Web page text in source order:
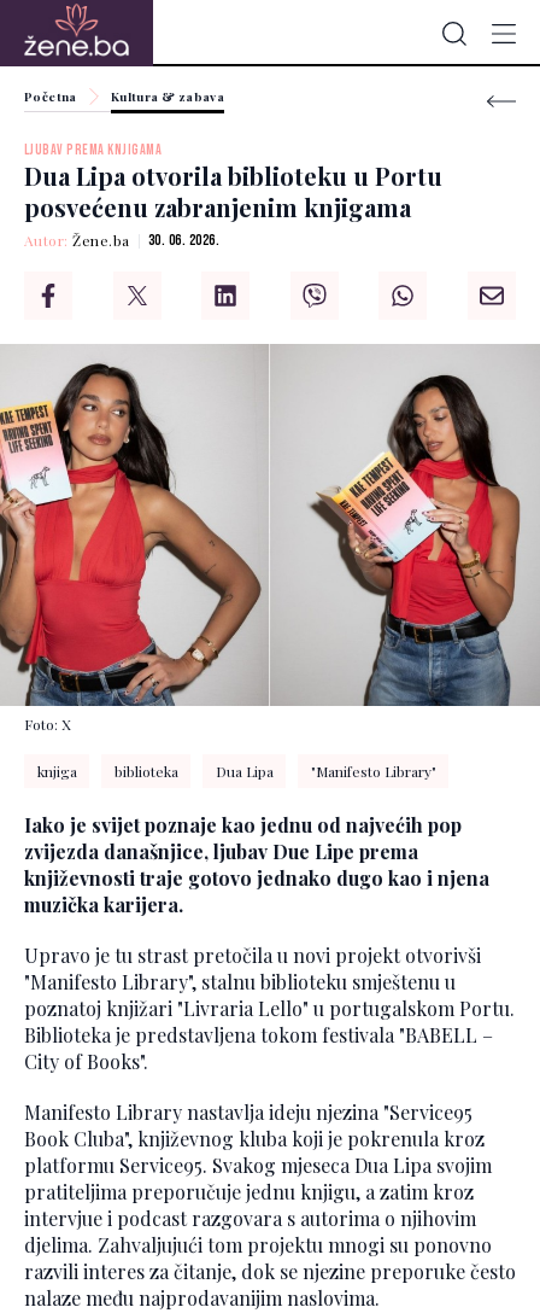
Početna Kultura & zabava
LJUBAV PREMA KNJIGAMA
Dua Lipa otvorila biblioteku u Portu
posvećenu zabranjenim knjigama
Autor:Žene.ba 30. 06. 2026.
Foto: X
knjiga biblioteka Dua Lipa "Manifesto Library"
Iako je svijet poznaje kao jednu od najvećih pop
zvijezda današnjice, ljubav Due Lipe prema
književnosti traje gotovo jednako dugo kao i njena
muzička karijera.
Upravo je tu strast pretočila u novi projekt otvorivši
"Manifesto Library", stalnu biblioteku smještenu u
poznatoj knjižari "Livraria Lello" u portugalskom Portu.
Biblioteka je predstavljena tokom festivala "BABELL –
City of Books".
Manifesto Library nastavlja ideju njezina "Service95
Book Cluba", književnog kluba koji je pokrenula kroz
platformu Service95. Svakog mjeseca Dua Lipa svojim
pratiteljima preporučuje jednu knjigu, a zatim kroz
intervjue i podcast razgovara s autorima o njihovim
djelima. Zahvaljujući tom projektu mnogi su ponovno
razvili interes za čitanje, dok se njezine preporuke često
nalaze među najprodavanijim naslovima.